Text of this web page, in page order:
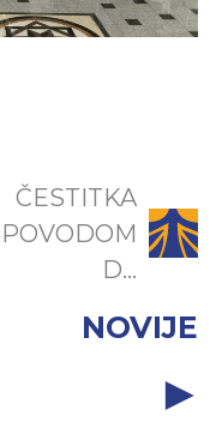
ČESTITKA
POVODOM
D...
NOVIJE